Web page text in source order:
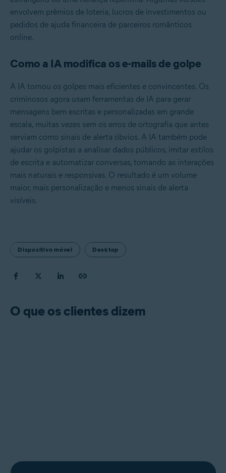
envolvem prêmios de loteria, lucros de investimentos ou
pedidos de ajuda financeira de parceiros românticos
online.
Como a IA modifica os e-mails de golpe
A IA tornou os golpes mais eficientes e convincentes. Os
criminosos agora usam ferramentas de IA para gerar
mensagens bem escritas e personalizadas em grande
escala, muitas vezes sem os erros de ortografia que antes
serviam como sinais de alerta óbvios. A IA também pode
ajudar os golpistas a analisar dados públicos, imitar estilos
de escrita e automatizar conversas, tornando as interações
mais naturais e responsivas. O resultado é um volume
maior, mais personalização e menos sinais de alerta
visíveis.
Dispositivo móvel Desktop
O que os clientes dizem